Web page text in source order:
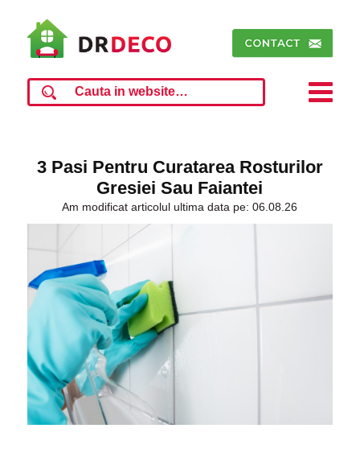
3 Pasi Pentru Curatarea Rosturilor
Gresiei Sau Faiantei
Am modificat articolul ultima data pe: 06.08.26